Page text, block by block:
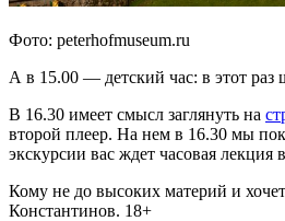
Фото: peterhofmuseum.ru
А в 15.00 — детский час: в этот раз
В 16.30 имеет смысл заглянуть на
второй плеер. На нем в 16.30 мы
экскурсии вас ждет часовая
Кому не до высоких материй и
Константинов. 18+